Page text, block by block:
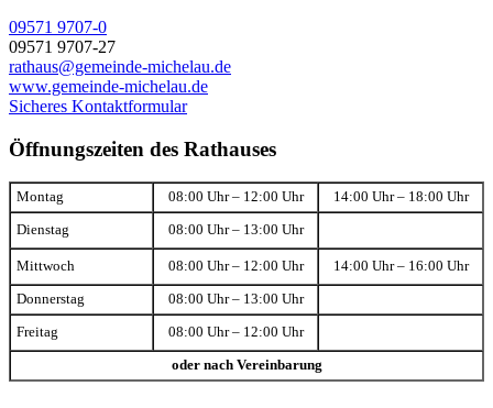
09571 9707-0
09571 9707-27
rathaus@gemeinde-michelau.de
www.gemeinde-michelau.de
Sicheres Kontaktformular
Öffnungszeiten des Rathauses
Montag 08:00 Uhr – 12:00 Uhr 14:00 Uhr – 18:00 Uhr
Dienstag 08:00 Uhr – 13:00 Uhr
Mittwoch 08:00 Uhr – 12:00 Uhr 14:00 Uhr – 16:00 Uhr
Donnerstag 08:00 Uhr – 13:00 Uhr
Freitag 08:00 Uhr – 12:00 Uhr
oder nach Vereinbarung